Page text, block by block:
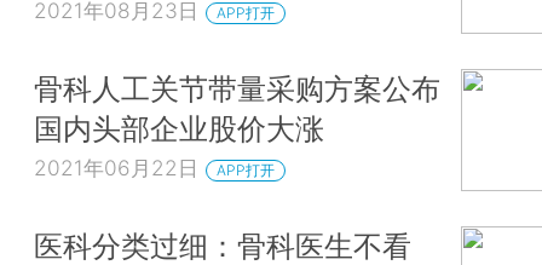
2021年08月23日 APP打开
骨科人工关节带量采购方案公布
国内头部企业股价大涨
2021年06月22日 APP打开
医科分类过细：骨科医生不看